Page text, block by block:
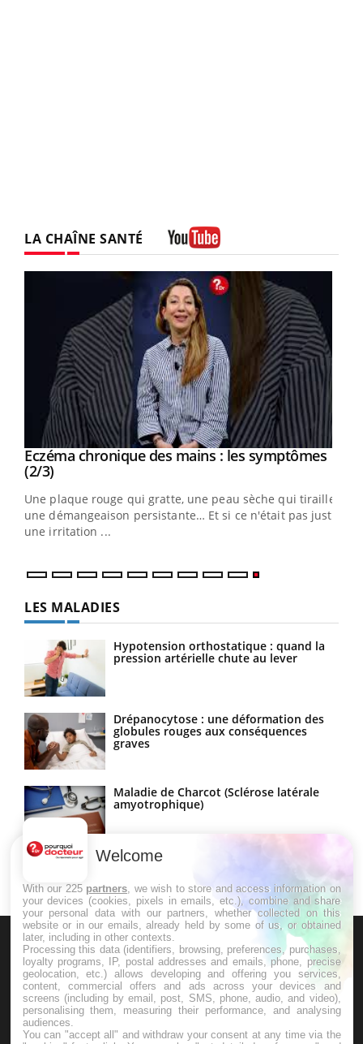
LA CHAÎNE SANTÉ
Youtube
Eczéma chronique des mains : les symptômes
(2/3)Youtube
Une plaque rouge qui gratte, une peau sèche qui tiraille,
une démangeaison persistante… Et si ce n'était pas juste
une irritation ...
LES MALADIES
Hypotension orthostatique : quand la
pression artérielle chute au lever
Drépanocytose : une déformation des
globules rouges aux conséquences
graves
Maladie de Charcot (Sclérose latérale
amyotrophique)
Le site santé de référence avec chaque jour toute l'actualité
médicale decryptée par des médecins en exercice et les
Welcome
With our 225 partners , we wish to store and access information on
your devices (cookies, pixels in emails, etc.), combine and share
your personal data with our partners, whether collected on this
website or in our emails, already held by some of us, or obtained
later, including in other contexts.
Processing this data (identifiers, browsing, preferences, purchases,
loyalty programs, IP, postal addresses and emails, phone, precise
geolocation, etc.) allows developing and offering you services,
content, commercial offers and ads across your devices and
screens (including by email, post, SMS, phone, audio, and video),
personalising them, measuring their performance, and analysing
audiences.
You can "accept all" and withdraw your consent at any time via the